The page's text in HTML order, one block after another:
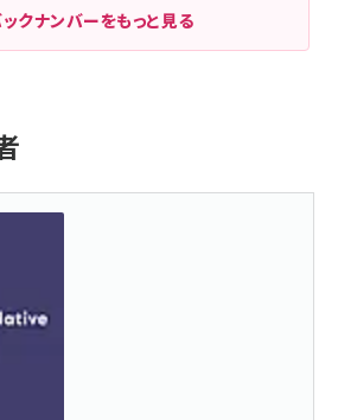
クナンバーをもっと見る